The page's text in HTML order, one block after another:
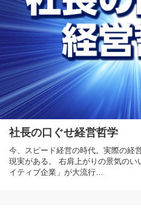
社長の口ぐせ経営哲学
今、スピード経営の時代。実際の経
現実がある。 右肩上がりの景気の
イティブ企業」が大流行…